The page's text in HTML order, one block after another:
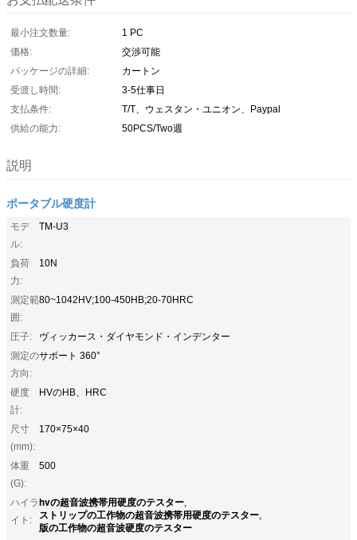
最小注文数量:
1 PC
価格:
交渉可能
パッケージの詳細:
カートン
受渡し時間:
3-5仕事日
支払条件:
T/T、ウェスタン・ユニオン、Paypal
供給の能力:
50PCS/Two週
説明
ポータブル硬度計
モデ
ル:
TM-U3
負荷
力:
10N
測定範
囲:
80~1042HV;100-450HB;20-70HRC
圧子:
ヴィッカース・ダイヤモンド・インデンター
測定の
方向:
サポート 360°
硬度
計:
HVのHB、HRC
尺寸
(mm):
170×75×40
体重
(G):
500
ハイラ
イト:
hvの超音波携帯用硬度のテスター,
ストリップの工作物の超音波携帯用硬度のテスター,
版の工作物の超音波硬度のテスター